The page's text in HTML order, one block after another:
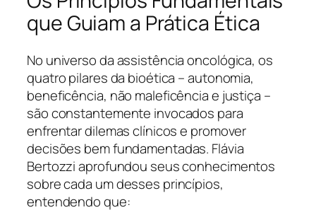
que Guiam a Prática Ética
No universo da assistência oncológica, os
quatro pilares da bioética – autonomia,
beneficência, não maleficência e justiça –
são constantemente invocados para
enfrentar dilemas clínicos e promover
decisões bem fundamentadas. Flávia
Bertozzi aprofundou seus conhecimentos
sobre cada um desses princípios,
entendendo que: